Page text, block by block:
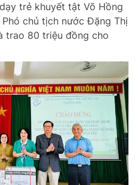
trẻ khuyết tật Võ Hồng
chủ tịch nước Đặng Thị
trao 80 triệu đồng cho